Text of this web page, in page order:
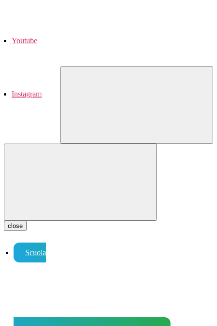
Youtube
Instagram
close
Scuola